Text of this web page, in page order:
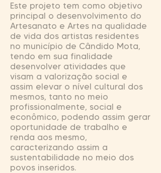
Este projeto tem como objetivo
principal o desenvolvimento do
Artesanato e Artes na qualidade
de vida dos artistas residentes
no município de Cândido Mota,
tendo em sua finalidade
desenvolver atividades que
visam a valorização social e
assim elevar o nível cultural dos
mesmos, tanto no meio
profissionalmente, social e
econômico, podendo assim gerar
oportunidade de trabalho e
renda aos mesmo,
caracterizando assim a
sustentabilidade no meio dos
povos inseridos.